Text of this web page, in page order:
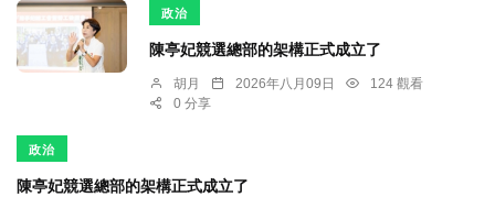
政治
陳亭妃競選總部的架構正式成立了
胡月 2026年八月09日
124 觀看
0 分享
政治
陳亭妃競選總部的架構正式成立了